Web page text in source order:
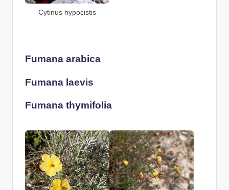
Cytinus hypocistis
Fumana arabica
Fumana laevis
Fumana thymifolia